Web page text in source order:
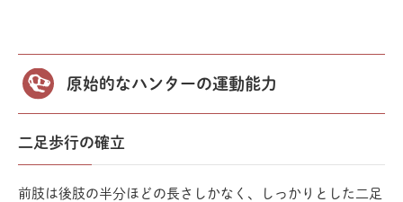
原始的なハンターの運動能力
二足歩行の確立
前肢は後肢の半分ほどの長さしかなく、しっかりとした二足